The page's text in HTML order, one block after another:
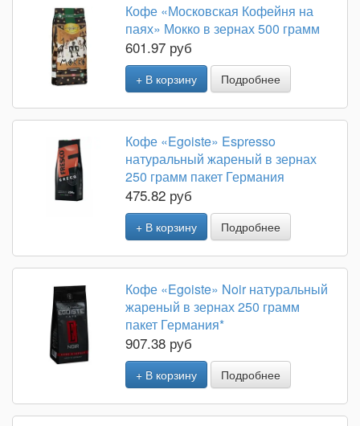
Кофе «Московская Кофейня на
паях» Мокко в зернах 500 грамм
601.97 руб
+ В корзину Подробнее
Кофе «Egoiste» Espresso
натуральный жареный в зернах
250 грамм пакет Германия
475.82 руб
+ В корзину Подробнее
Кофе «Egoiste» Noir натуральный
жареный в зернах 250 грамм
пакет Германия*
907.38 руб
+ В корзину Подробнее